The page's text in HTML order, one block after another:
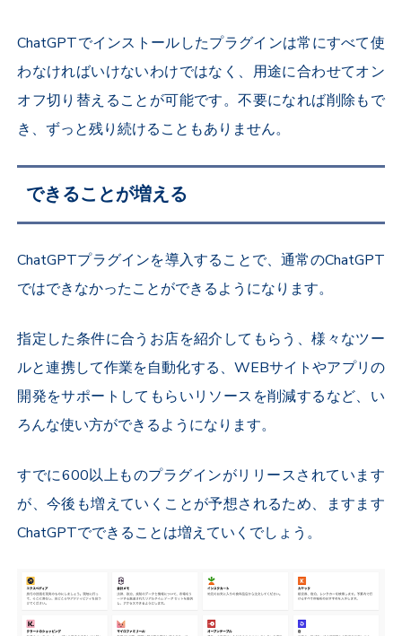
ChatGPTでインストールしたプラグインは常にすべて使
わなければいけないわけではなく、用途に合わせてオン
オフ切り替えることが可能です。不要になれば削除もで
き、ずっと残り続けることもありません。
できることが増える
ChatGPTプラグインを導入することで、通常のChatGPT
ではできなかったことができるようになります。
指定した条件に合うお店を紹介してもらう、様々なツー
ルと連携して作業を自動化する、WEBサイトやアプリの
開発をサポートしてもらいリソースを削減するなど、い
ろんな使い方ができるようになります。
すでに600以上ものプラグインがリリースされています
が、今後も増えていくことが予想されるため、ますます
ChatGPTでできることは増えていくでしょう。